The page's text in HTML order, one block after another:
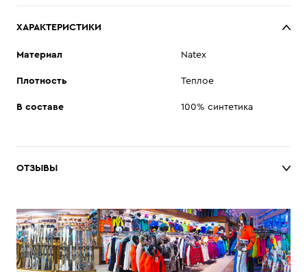
ХАРАКТЕРИСТИКИ
Материал Natex
Плотность Теплое
В составе 100% синтетика
ОТЗЫВЫ